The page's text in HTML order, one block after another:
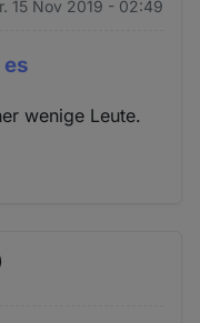
15 Nov 2019 - 02:49
wenige Leute.